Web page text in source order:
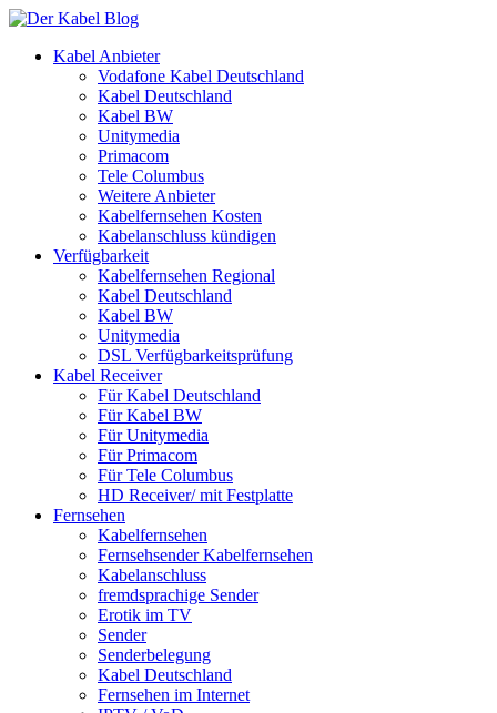
Kabel Anbieter
Vodafone Kabel Deutschland
Kabel Deutschland
Kabel BW
Unitymedia
Primacom
Tele Columbus
Weitere Anbieter
Kabelfernsehen Kosten
Kabelanschluss kündigen
Verfügbarkeit
Kabelfernsehen Regional
Kabel Deutschland
Kabel BW
Unitymedia
DSL Verfügbarkeitsprüfung
Kabel Receiver
Für Kabel Deutschland
Für Kabel BW
Für Unitymedia
Für Primacom
Für Tele Columbus
HD Receiver/ mit Festplatte
Fernsehen
Kabelfernsehen
Fernsehsender Kabelfernsehen
Kabelanschluss
fremdsprachige Sender
Erotik im TV
Sender
Senderbelegung
Kabel Deutschland
Fernsehen im Internet